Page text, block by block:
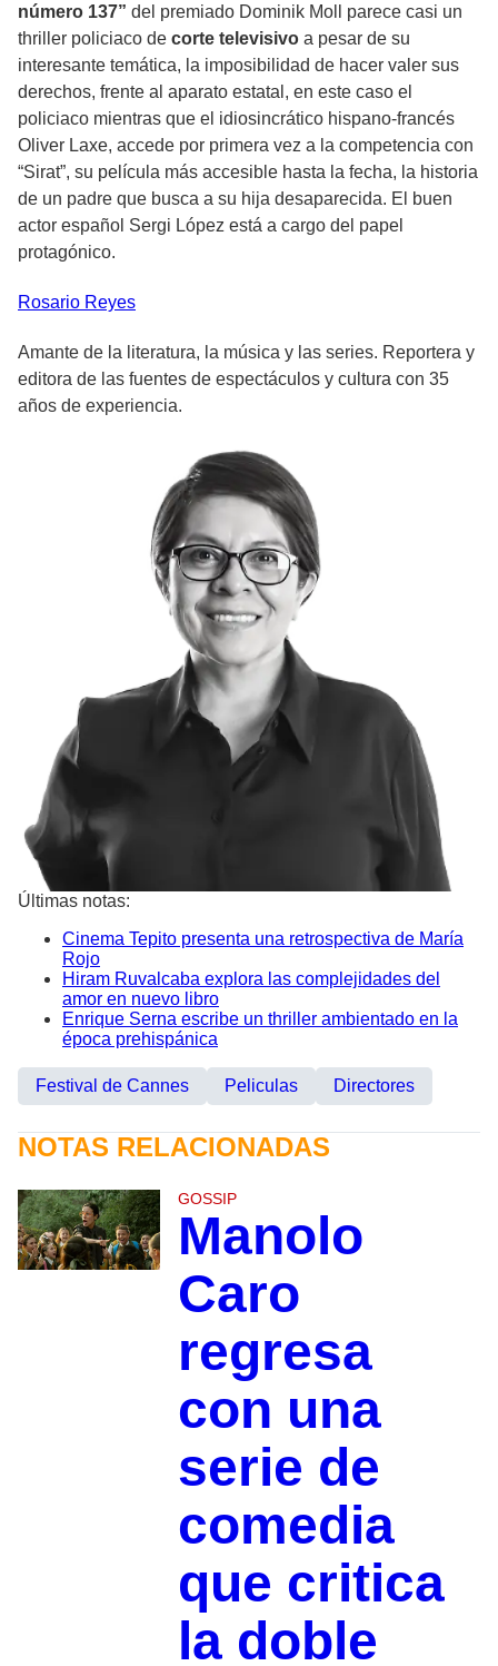
número 137” del premiado Dominik Moll parece casi un
thriller policiaco de corte televisivo a pesar de su
interesante temática, la imposibilidad de hacer valer sus
derechos, frente al aparato estatal, en este caso el
policiaco mientras que el idiosincrático hispano-francés
Oliver Laxe, accede por primera vez a la competencia con
“Sirat”, su película más accesible hasta la fecha, la historia
de un padre que busca a su hija desaparecida. El buen
actor español Sergi López está a cargo del papel
protagónico.
Rosario Reyes
Amante de la literatura, la música y las series. Reportera y
editora de las fuentes de espectáculos y cultura con 35
años de experiencia.
Últimas notas:
Cinema Tepito presenta una retrospectiva de María
Rojo
Hiram Ruvalcaba explora las complejidades del
amor en nuevo libro
Enrique Serna escribe un thriller ambientado en la
época prehispánica
Festival de Cannes Peliculas Directores
NOTAS RELACIONADAS
GOSSIP
Manolo
Caro
regresa
con una
serie de
comedia
que critica
la doble